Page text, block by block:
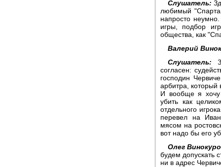
Слушатель:
любимый
напросто
игры, подбор
общества, как
Валерий
Слушатель:
согласен:
господин
арбитра, который
И вообще я хочу
убить как
отдельного
перевел на
мясом на
вот надо бы его
Олег
будем допускать
ни в адрес